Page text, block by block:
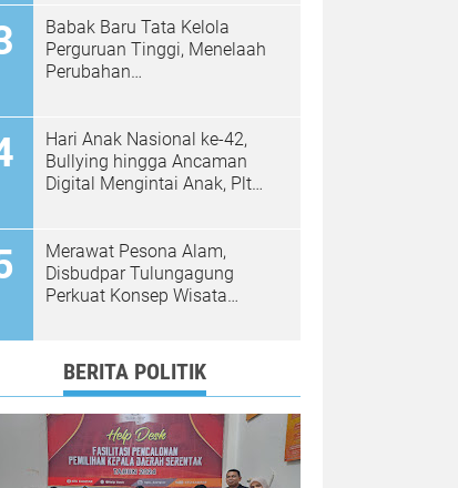
Babak Baru Tata Kelola
Perguruan Tinggi, Menelaah
Perubahan
Hari Anak Nasional ke-42,
Bullying hingga Ancaman
Digital Mengintai Anak, Plt
Ramah Anak
Merawat Pesona Alam,
Disbudpar Tulungagung
Perkuat Konsep Wisata
BERITA POLITIK